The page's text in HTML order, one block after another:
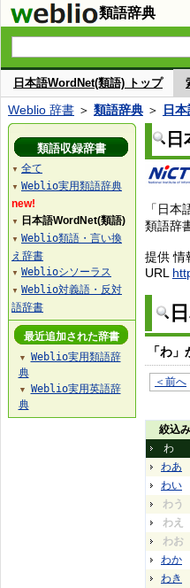
類語辞典
日本語WordNet(類語) トップ
Weblio 辞書 ＞ 類語辞典 ＞ 日
「日
類語辞
提供 情
URL
「わ
＜前へ
絞込み
わ
わあ
わい
わう
わえ
わお
わか
わき
類語収録辞書
▼ 全て
▼ Weblio実用類語辞典
new!
▼ 日本語WordNet(類語)
▼ Weblio類語・言い換
え辞書
▼ Weblioシソーラス
▼ Weblio対義語・反対
語辞書
最近追加された辞書
▼
Weblio実用類語辞
典
▼
Weblio実用英語辞
典